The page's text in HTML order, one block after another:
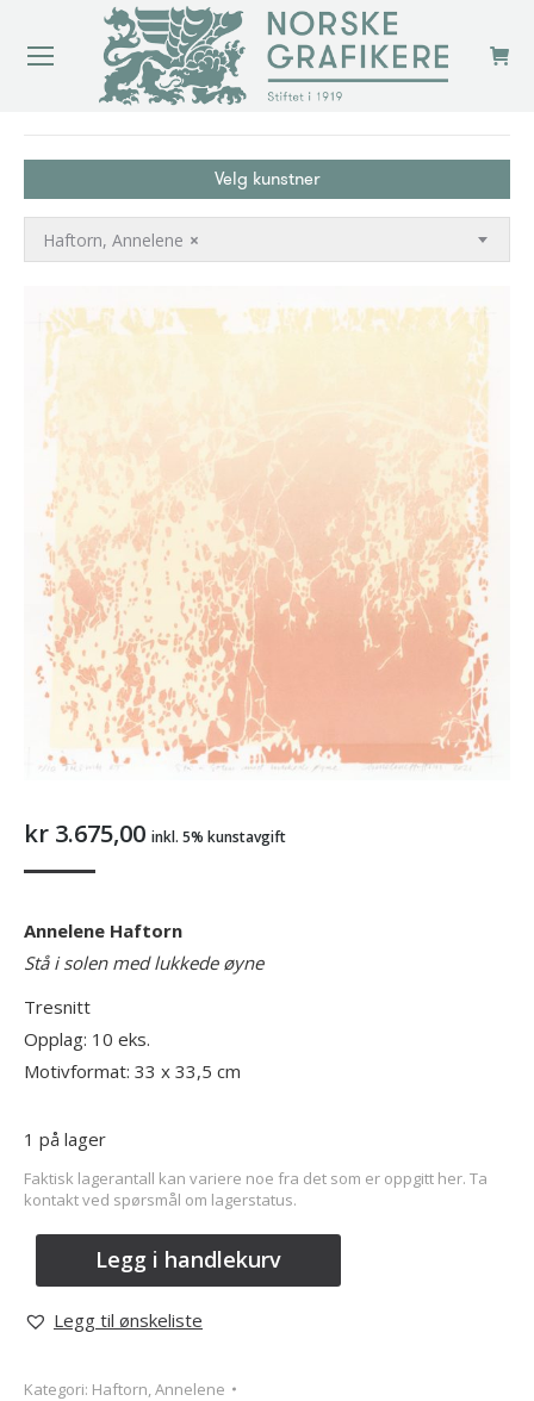
Velg kunstner
×
Haftorn, Annelene
kr 3.675,00 inkl. 5% kunstavgift
Annelene Haftorn
Stå i solen med lukkede øyne
Tresnitt
Opplag: 10 eks.
Motivformat: 33 x 33,5 cm
1 på lager
Faktisk lagerantall kan variere noe fra det som er oppgitt her. Ta
kontakt ved spørsmål om lagerstatus.
Legg i handlekurv
Legg til ønskeliste
Kategori: Haftorn, Annelene